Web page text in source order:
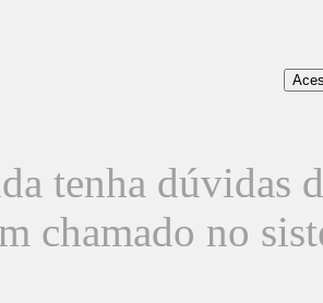
tenha dúvidas
chamado no